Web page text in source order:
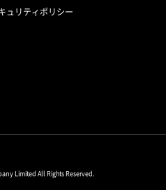
ュリティポリシー
Limited All Rights Reserved.